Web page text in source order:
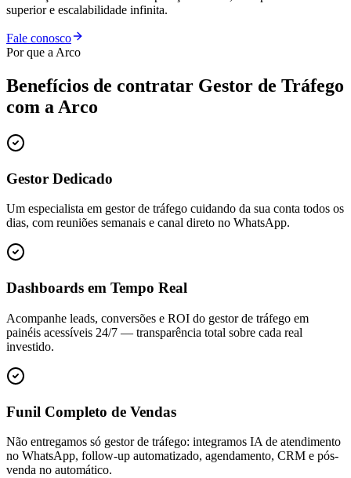
superior e escalabilidade infinita.
Fale conosco
Por que a Arco
Benefícios de contratar Gestor de Tráfego
com a Arco
Gestor Dedicado
Um especialista em gestor de tráfego cuidando da sua conta todos os
dias, com reuniões semanais e canal direto no WhatsApp.
Dashboards em Tempo Real
Acompanhe leads, conversões e ROI do gestor de tráfego em
painéis acessíveis 24/7 — transparência total sobre cada real
investido.
Funil Completo de Vendas
Não entregamos só gestor de tráfego: integramos IA de atendimento
no WhatsApp, follow-up automatizado, agendamento, CRM e pós-
venda no automático.